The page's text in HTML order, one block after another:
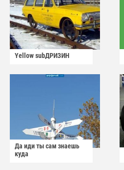
Yellow subДРИЗИН
Да иди ты сам знаешь
куда